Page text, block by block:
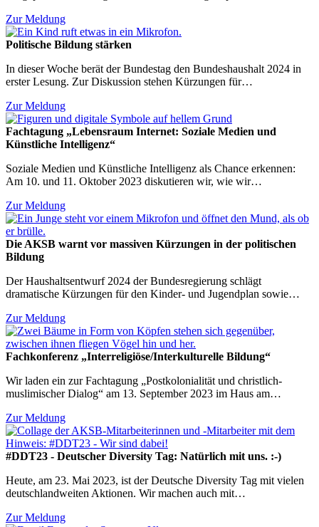
Zur Meldung
Politische Bildung stärken
In dieser Woche berät der Bundestag den Bundeshaushalt 2024 in
erster Lesung. Zur Diskussion stehen Kürzungen für…
Zur Meldung
Fachtagung „Lebensraum Internet: Soziale Medien und
Künstliche Intelligenz“
Soziale Medien und Künstliche Intelligenz als Chance erkennen:
Am 10. und 11. Oktober 2023 diskutieren wir, wie wir…
Zur Meldung
Die AKSB warnt vor massiven Kürzungen in der politischen
Bildung
Der Haushaltsentwurf 2024 der Bundesregierung schlägt
dramatische Kürzungen für den Kinder- und Jugendplan sowie…
Zur Meldung
Fachkonferenz „Interreligiöse/Interkulturelle Bildung“
Wir laden ein zur Fachtagung „Postkolonialität und christlich-
muslimischer Dialog“ am 13. September 2023 im Haus am…
Zur Meldung
#DDT23 - Deutscher Diversity Tag: Natürlich mit uns. :-)
Heute, am 23. Mai 2023, ist der Deutsche Diversity Tag mit vielen
deutschlandweiten Aktionen. Wir machen auch mit…
Zur Meldung